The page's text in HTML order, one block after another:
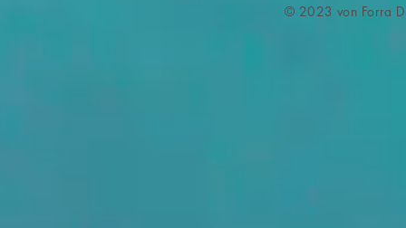
© 2023 von Forra